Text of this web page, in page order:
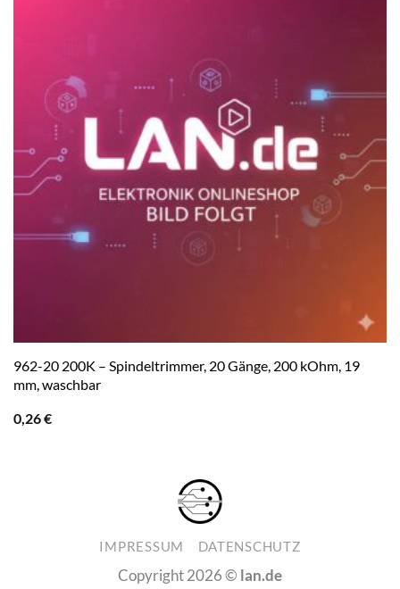
962-20 200K – Spindeltrimmer, 20 Gänge, 200 kOhm, 19
mm, waschbar
0,26€
IMPRESSUM DATENSCHUTZ
Copyright 2026 © lan.de